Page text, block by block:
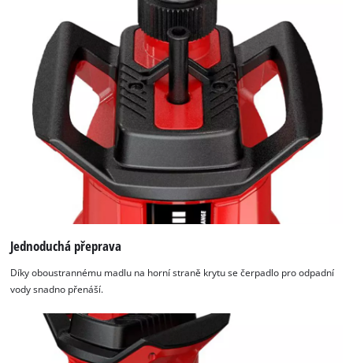
Jednoduchá přeprava
Díky oboustrannému madlu na horní straně krytu se čerpadlo pro odpadní
vody snadno přenáší.